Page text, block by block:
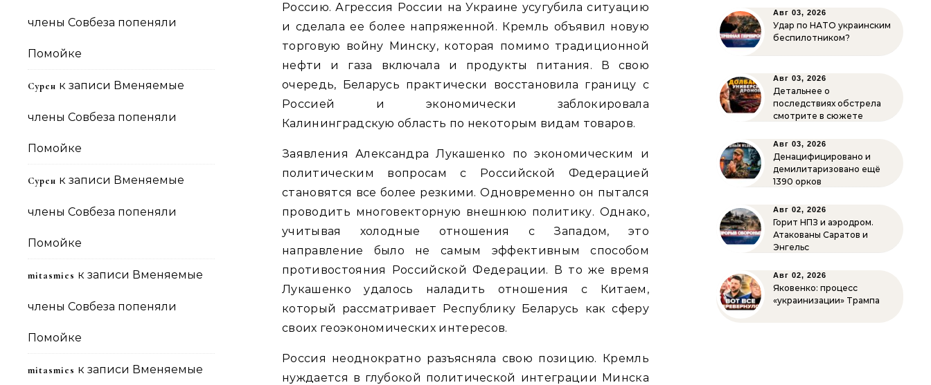
члены Совбеза попеняли
Помойке
Сурен к записи Вменяемые
члены Совбеза попеняли
Помойке
Сурен к записи Вменяемые
члены Совбеза попеняли
Помойке
mitasmies к записи Вменяемые
члены Совбеза попеняли
Помойке
mitasmies к записи Вменяемые
Россию. Агрессия России на Украине усугубила ситуацию
и сделала ее более напряженной. Кремль объявил новую
торговую войну Минску, которая помимо традиционной
нефти и газа включала и продукты питания. В свою
очередь, Беларусь практически восстановила границу с
Россией и экономически заблокировала
Калининградскую область по некоторым видам товаров.
Заявления Александра Лукашенко по экономическим и
политическим вопросам с Российской Федерацией
становятся все более резкими. Одновременно он пытался
проводить многовекторную внешнюю политику. Однако,
учитывая холодные отношения с Западом, это
направление было не самым эффективным способом
противостояния Российской Федерации. В то же время
Лукашенко удалось наладить отношения с Китаем,
который рассматривает Республику Беларусь как сферу
своих геоэкономических интересов.
Россия неоднократно разъясняла свою позицию. Кремль
нуждается в глубокой политической интеграции Минска
Авг 03, 2026
Удар по НАТО украинским
беспилотником?
Авг 03, 2026
Детальнее о
последствиях обстрела
смотрите в сюжете
Авг 03, 2026
Денацифицировано и
демилитаризовано ещё
1390 орков
Авг 02, 2026
Горит НПЗ и аэродром.
Атакованы Саратов и
Энгельс
Авг 02, 2026
Яковенко: процесс
«украинизации» Трампа